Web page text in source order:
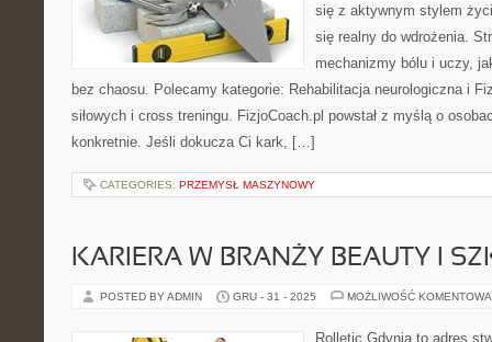
się z aktywnym stylem
się realny do wdrożenia.
mechanizmy bólu i uczy,
bez chaosu. Polecamy kategorie: Rehabilitacja neurologiczna i
siłowych i cross treningu. FizjoCoach.pl powstał z myślą o
konkretnie. Jeśli dokucza Ci kark, […]
CATEGORIES: PRZEMYSŁ MASZYNOWY
KARIERA W BRANŻY BEAUTY I
POSTED BY ADMIN GRU - 31 - 2025 MOŻLIWOŚĆ
Rolletic Gdynia to adres